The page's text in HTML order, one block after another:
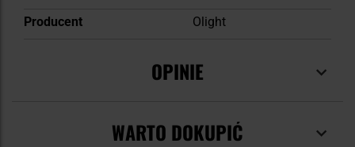
Producent
Olight
OPINIE
WARTO DOKUPIĆ